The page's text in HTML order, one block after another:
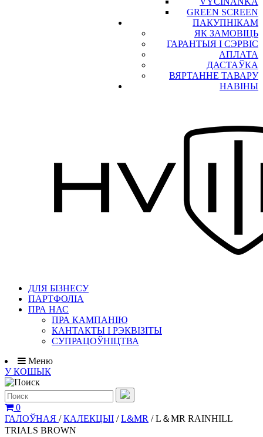
GREEN SCREEN
ПАКУПНІКАМ
ЯК ЗАМОВІЦЬ
ГАРАНТЫЯ І СЭРВІС
АПЛАТА
ДАСТАЎКА
ВЯРТАННЕ ТАВАРУ
НАВІНЫ
ДЛЯ БІЗНЕСУ
ПАРТФОЛІА
ПРА НАС
ПРА КАМПАНІЮ
КАНТАКТЫ І РЭКВІЗІТЫ
СУПРАЦОЎНІЦТВА
Меню
У КОШЫК
0
ГАЛОЎНАЯ /КАЛЕКЦЫІ /L&MR /L＆MR RAINHILL
TRIALS BROWN